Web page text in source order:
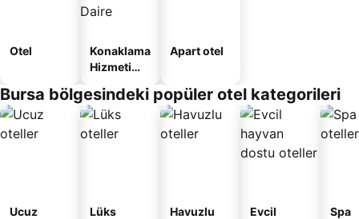
Otel
Konaklama
Hizmeti
Apart
Daire
Apart otel
Bursa bölgesindeki popüler otel kategorileri
Ucuz
Lüks
Havuzlu
Evcil
Spa